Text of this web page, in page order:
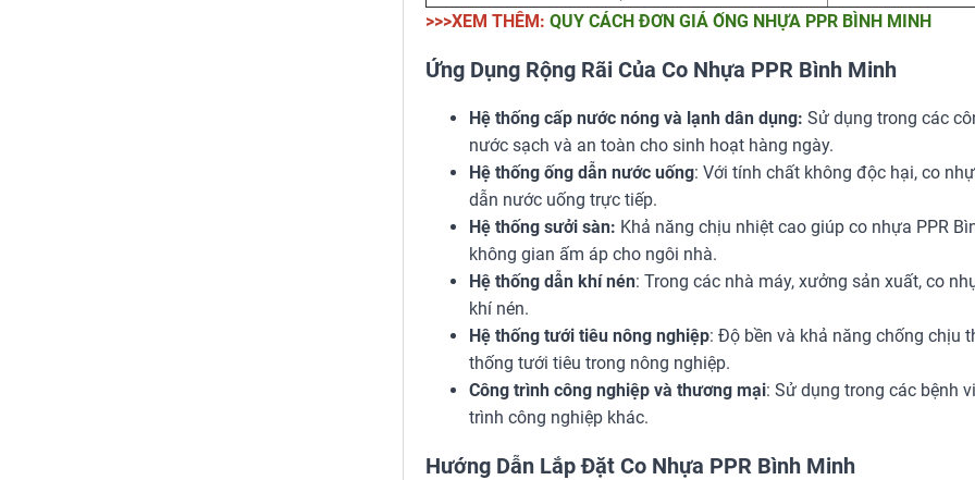
>>>XEM THÊM: QUY CÁCH ĐƠN GIÁ ỐNG NHỰA PPR BÌNH MINH
Ứng Dụng Rộng Rãi Của Co Nhựa PPR Bình Minh
Hệ thống cấp nước nóng và lạnh dân dụng: Sử dụng trong các
nước sạch và an toàn cho sinh hoạt hàng ngày.
Hệ thống ống dẫn nước uống: Với tính chất không độc hại, co
dẫn nước uống trực tiếp.
Hệ thống sưởi sàn: Khả năng chịu nhiệt cao giúp co nhựa PPR
không gian ấm áp cho ngôi nhà.
Hệ thống dẫn khí nén: Trong các nhà máy, xưởng sản xuất, co
khí nén.
Hệ thống tưới tiêu nông nghiệp: Độ bền và khả năng chống chịu
thống tưới tiêu trong nông nghiệp.
Công trình công nghiệp và thương mại: Sử dụng trong các bệnh
trình công nghiệp khác.
Hướng Dẫn Lắp Đặt Co Nhựa PPR Bình Minh